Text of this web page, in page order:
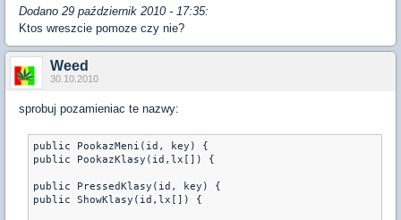
Dodano 29 październik 2010 - 17:35:
Ktos wreszcie pomoze czy nie?
Weed
30.10.2010
sprobuj pozamieniac te nazwy:
public PookazMeni(id, key) {
public PookazKlasy(id,lx[]) {
public PressedKlasy(id, key) {
public ShowKlasy(id,lx[]) {